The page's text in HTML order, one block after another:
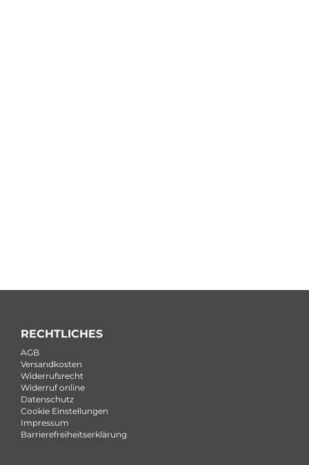
RECHTLICHES
AGB
Versandkosten
Widerrufsrecht
Widerruf online
Datenschutz
Cookie Einstellungen
Impressum
Barrierefreiheitserklärung